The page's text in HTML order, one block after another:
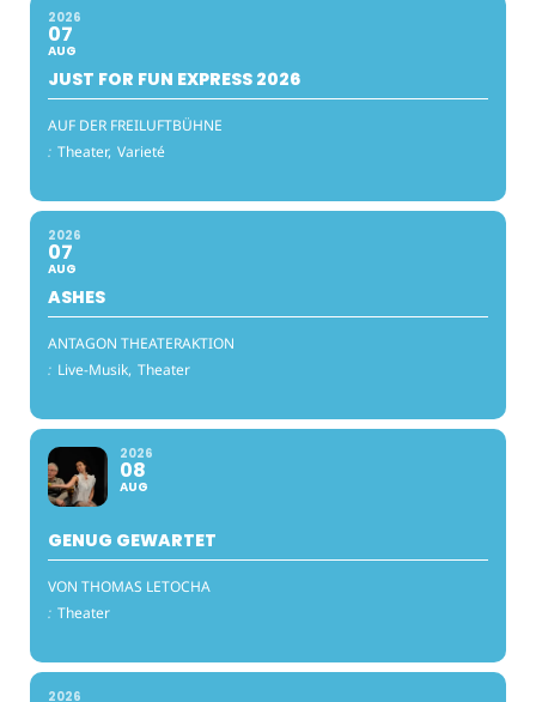
2026
07
AUG
JUST FOR FUN EXPRESS 2026
AUF DER FREILUFTBÜHNE
: Theater, Varieté
2026
07
AUG
ASHES
ANTAGON THEATERAKTION
: Live-Musik, Theater
2026
08
AUG
GENUG GEWARTET
VON THOMAS LETOCHA
: Theater
2026